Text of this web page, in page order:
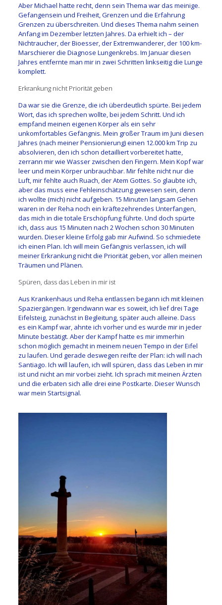
Aber Michael hatte recht, denn sein Thema war das meinige.
Gefangensein und Freiheit, Grenzen und die Erfahrung
Grenzen zu überschreiten. Und dieses Thema nahm seinen
Anfang im Dezember letzten Jahres. Da erhielt ich – der
Nichtraucher, der Bioesser, der Extremwanderer, der 100 km-
Marschierer die Diagnose Lungenkrebs. Im Januar diesen
Jahres entfernte man mir in zwei Schritten linkseitig die Lunge
komplett.
Erkrankung nicht Priorität geben
Da war sie die Grenze, die ich überdeutlich spürte. Bei jedem
Wort, das ich sprechen wollte, bei jedem Schritt. Und ich
empfand meinen eigenen Körper als ein sehr
unkomfortables Gefängnis. Mein großer Traum im Juni diesen
Jahres (nach meiner Pensionierung) einen 12.000 km Trip zu
absolvieren, den ich schon detailliert vorbereitet hatte,
zerrann mir wie Wasser zwischen den Fingern. Mein Kopf war
leer und mein Körper unbrauchbar. Mir fehlte nicht nur die
Luft, mir fehlte auch Ruach, der Atem Gottes. So glaubte ich,
aber das muss eine Fehleinschätzung gewesen sein, denn
ich wollte (mich) nicht aufgeben. 15 Minuten langsam Gehen
waren in der Reha noch ein kräftezehrendes Unterfangen,
das mich in die totale Erschöpfung führte. Und doch spürte
ich, dass aus 15 Minuten nach 2 Wochen schon 30 Minuten
wurden. Dieser kleine Erfolg gab mir Aufwind. So schmiedete
ich einen Plan. Ich will mein Gefängnis verlassen, ich will
meiner Erkrankung nicht die Priorität geben, vor allen meinen
Träumen und Plänen.
Spüren, dass das Leben in mir ist
Aus Krankenhaus und Reha entlassen begann ich mit kleinen
Spaziergängen. Irgendwann war es soweit, ich lief drei Tage
Eifelsteig, zunächst in Begleitung, später auch alleine. Dass
es ein Kampf war, ahnte ich vorher und es wurde mir in jeder
Minute bestätigt. Aber der Kampf hatte es mir immerhin
schon möglich gemacht in meinem neuen Tempo in der Eifel
zu laufen. Und gerade deswegen reifte der Plan: ich will nach
Santiago. Ich will laufen, ich will spüren, dass das Leben in mir
ist und nicht an mir vorbei zieht. Ich sprach mit meinen Ärzten
und die erbaten sich alle drei eine Postkarte. Dieser Wunsch
war mein Startsignal.